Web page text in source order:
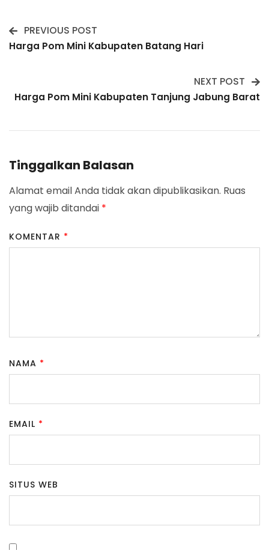
Post
PREVIOUS POST
Harga Pom Mini Kabupaten Batang Hari
NEXT POST
Harga Pom Mini Kabupaten Tanjung Jabung Barat
Tinggalkan Balasan
Alamat email Anda tidak akan dipublikasikan. Ruas
yang wajib ditandai *
KOMENTAR *
NAMA *
EMAIL *
SITUS WEB